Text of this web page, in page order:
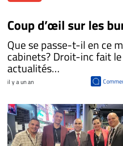
Coup d’œil sur les
​Que se passe-t-il en ce
cabinets? Droit-inc fait
actualités…
il y a un an